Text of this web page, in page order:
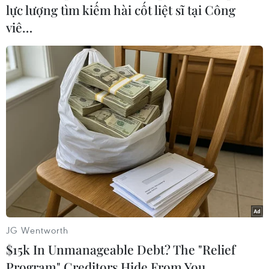
bao gồm các ứng cử viên nặng ký Iran và Iraq ,
sau đó đánh bại Jordan ở vòng 16 trước khi phải
dừng bước trước đội tuyển Nhật Bản quá mạnh.
Hàng triệu cổ động viên Việt Nam tin rằng các
cầu thủ của họ có thể vượt qua tất cả những
thành tích đó vào đêm nay. Chỉ cần 1 điểm trong
trận đấu gặp UAE, Việt Nam sẽ hoàn thành mục
tiêu đứng đầu bảng G và đảm bảo có mặt tại
vòng loại thứ 3 World Cup 2022 khu vực châu Á,
cùng với một suất tham dự Giải vô địch bóng đá
Á vào năm 2023.
Cũng theo ESPN, ngôi sao lớn nhất của đội
tuyển Việt Nam hiện tại là Nguyễn Quang Hải,
nhưng khi tiền vệ thuận chân trái không được
lực lượng tìm kiếm hài cốt liệt sĩ tại Công
viê…
JG Wentworth
$15k In Unmanageable Debt? The "Relief